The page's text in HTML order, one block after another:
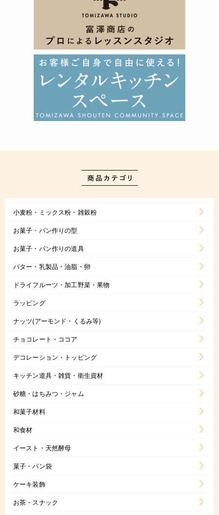
小麦粉・ミックス粉・雑穀粉
お菓子・パン作りの型
お菓子・パン作りの道具
バター・乳製品・油脂・卵
ドライフルーツ・加工野菜・果物
ラッピング
ナッツ(アーモンド・くるみ等)
チョコレート・ココア
デコレーション・トッピング
キッチン道具・雑貨・衛生資材
砂糖・はちみつ・ジャム
和菓子材料
和食材
イースト・天然酵母
菓子・パン袋
ケーキ装飾
お茶・スナック